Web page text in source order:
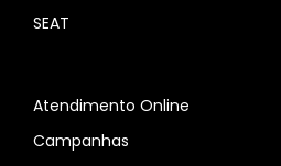
SEAT
Atendimento Online
Campanhas